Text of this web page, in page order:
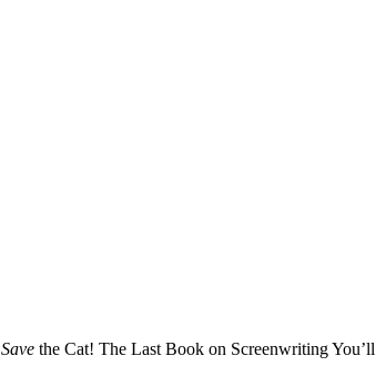
Save the Cat! The Last Book on Screenwriting You’ll